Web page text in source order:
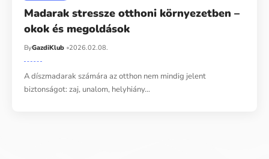
Madarak stressze otthoni környezetben –
okok és megoldások
ByGazdiKlub 2026.02.08.
A díszmadarak számára az otthon nem mindig jelent
biztonságot: zaj, unalom, helyhiány…